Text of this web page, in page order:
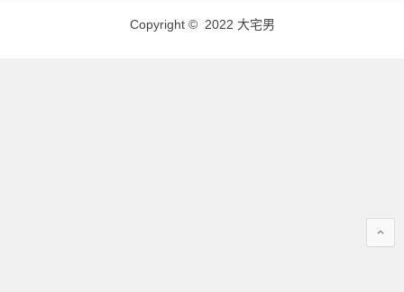
Copyright © 2022 大宅男